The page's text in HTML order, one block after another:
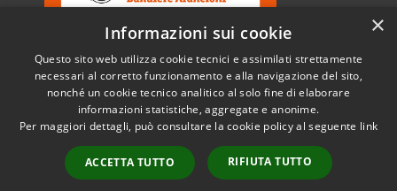
Accessibilità
Copyright © 2026 • Comune di
Gromo • Powered by
Municipium•
Accesso
redazione
×
Informazioni sui cookie
Questo sito web utilizza cookie tecnici e assimilati strettamente
necessari al corretto funzionamento e alla navigazione del sito,
nonché un cookie tecnico analitico al solo fine di elaborare
informazioni statistiche, aggregate e anonime.
Per maggiori dettagli, può consultare la cookie policy al seguente link
ACCETTA TUTTO RIFIUTA TUTTO